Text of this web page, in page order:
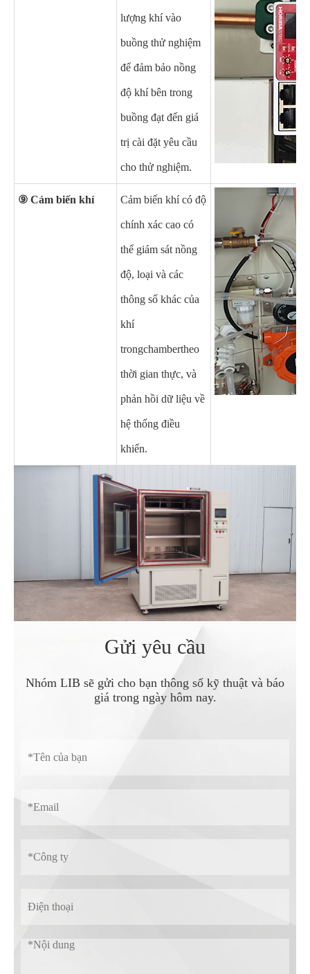
lượng khí vào
buồng thử nghiệm
để đảm bảo nồng
độ khí bên trong
buồng đạt đến giá
trị cài đặt yêu cầu
cho thử nghiệm.
⑨ Cảm biến khí Cảm biến khí có độ
chính xác cao có
thể giám sát nồng
độ, loại và các
thông số khác của
khí
trongchambertheo
thời gian thực, và
phản hồi dữ liệu về
hệ thống điều
khiển.
Gửi yêu cầu
Nhóm LIB sẽ gửi cho bạn thông số kỹ thuật và báo
giá trong ngày hôm nay.